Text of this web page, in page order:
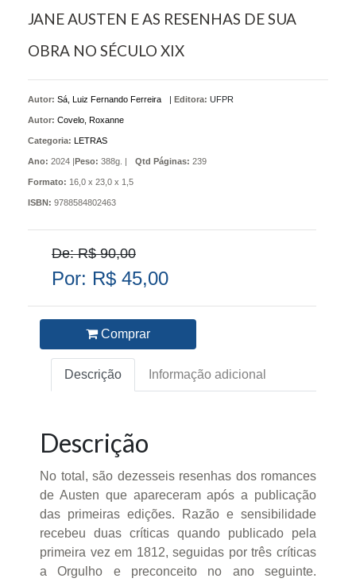
JANE AUSTEN E AS RESENHAS DE SUA
OBRA NO SÉCULO XIX
Autor: Sá, Luiz Fernando Ferreira
Autor: Covelo, Roxanne
| Editora: UFPR
Categoria: LETRAS
Ano: 2024 |Peso: 388g. | Qtd Páginas: 239
Formato: 16,0 x 23,0 x 1,5
ISBN: 9788584802463
De: R$ 90,00
Por: R$ 45,00
Comprar
Descrição Informação adicional
Descrição
No total, são dezesseis resenhas dos romances
de Austen que apareceram após a publicação
das primeiras edições. Razão e sensibilidade
recebeu duas críticas quando publicado pela
primeira vez em 1812, seguidas por três críticas
a Orgulho e preconceito no ano seguinte.